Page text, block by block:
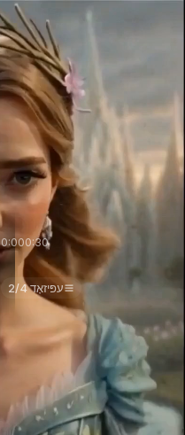
Принцесса и принц
עפּיזאָד 2/4
0:000:30